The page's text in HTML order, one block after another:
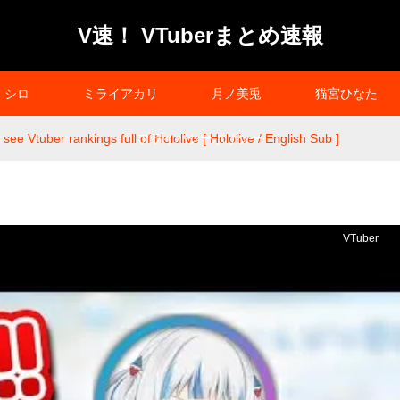
V速！ VTuberまとめ速報
シロ ミライアカリ 月ノ美兎 猫宮ひなた
プライバシーポリシー
Vtuber rankings full of Hololive [ Hololive / English Sub ]
VTuber